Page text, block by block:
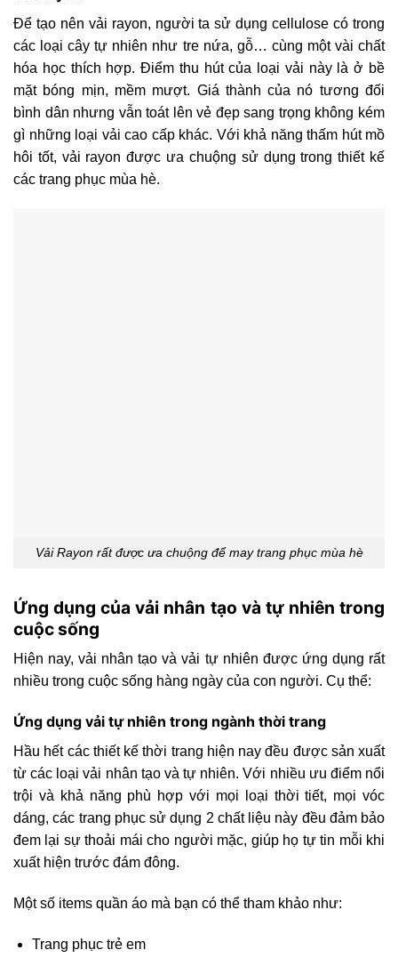
Để tạo nên vải rayon, người ta sử dụng cellulose có trong
các loại cây tự nhiên như tre nứa, gỗ… cùng một vài chất
hóa học thích hợp. Điểm thu hút của loại vải này là ở bề
mặt bóng mịn, mềm mượt. Giá thành của nó tương đối
bình dân nhưng vẫn toát lên vẻ đẹp sang trọng không kém
gì những loại vải cao cấp khác. Với khả năng thấm hút mồ
hôi tốt, vải rayon được ưa chuộng sử dụng trong thiết kế
các trang phục mùa hè.
Vải Rayon rất được ưa chuộng để may trang phục mùa hè
Ứng dụng của vải nhân tạo và tự nhiên trong
cuộc sống
Hiện nay, vải nhân tạo và vải tự nhiên được ứng dụng rất
nhiều trong cuộc sống hàng ngày của con người. Cụ thể:
Ứng dụng vải tự nhiên trong ngành thời trang
Hầu hết các thiết kế thời trang hiện nay đều được sản xuất
từ các loại vải nhân tạo và tự nhiên. Với nhiều ưu điểm nổi
trội và khả năng phù hợp với mọi loại thời tiết, mọi vóc
dáng, các trang phục sử dụng 2 chất liệu này đều đảm bảo
đem lại sự thoải mái cho người mặc, giúp họ tự tin mỗi khi
xuất hiện trước đám đông.
Một số items quần áo mà bạn có thể tham khảo như:
Trang phục trẻ em